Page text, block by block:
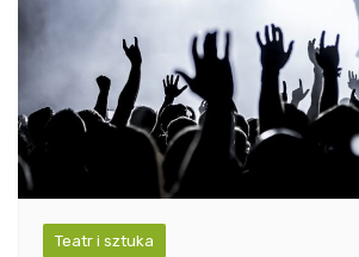
Teatr i sztuka